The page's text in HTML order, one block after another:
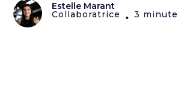
Estelle Marant
Collaboratrice • 3